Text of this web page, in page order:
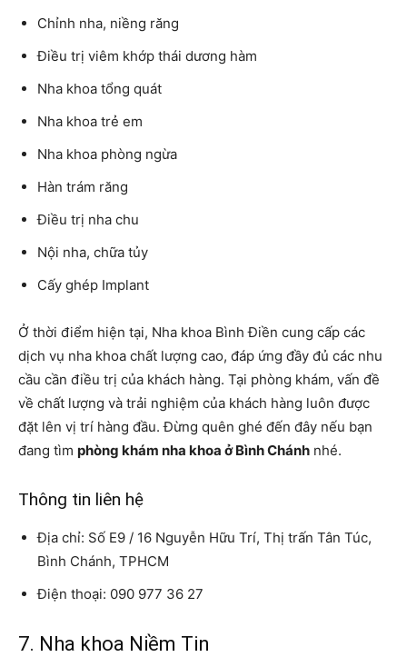
Chỉnh nha, niềng răng
Điều trị viêm khớp thái dương hàm
Nha khoa tổng quát
Nha khoa trẻ em
Nha khoa phòng ngừa
Hàn trám răng
Điều trị nha chu
Nội nha, chữa tủy
Cấy ghép Implant
Ở thời điểm hiện tại, Nha khoa Bình Điền cung cấp các
dịch vụ nha khoa chất lượng cao, đáp ứng đầy đủ các nhu
cầu cần điều trị của khách hàng. Tại phòng khám, vấn đề
về chất lượng và trải nghiệm của khách hàng luôn được
đặt lên vị trí hàng đầu. Đừng quên ghé đến đây nếu bạn
đang tìm phòng khám nha khoa ở Bình Chánh nhé.
Thông tin liên hệ
Địa chỉ: Số E9 / 16 Nguyễn Hữu Trí, Thị trấn Tân Túc,
Bình Chánh, TPHCM
Điện thoại: 090 977 36 27
7. Nha khoa Niềm Tin